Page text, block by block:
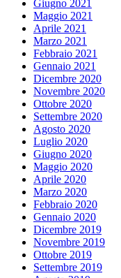
Giugno 2021
Maggio 2021
Aprile 2021
Marzo 2021
Febbraio 2021
Gennaio 2021
Dicembre 2020
Novembre 2020
Ottobre 2020
Settembre 2020
Agosto 2020
Luglio 2020
Giugno 2020
Maggio 2020
Aprile 2020
Marzo 2020
Febbraio 2020
Gennaio 2020
Dicembre 2019
Novembre 2019
Ottobre 2019
Settembre 2019